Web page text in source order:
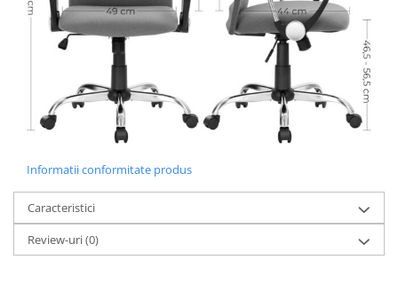
Informatii conformitate produs
Caracteristici
Review-uri(0)